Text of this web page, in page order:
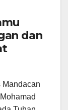
dan
Mandacan